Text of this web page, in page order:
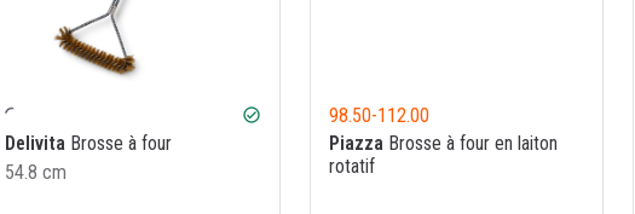
check_circle
DelivitaBrosse à four
54.8 cm
98.50-112.00
PiazzaBrosse à four en laiton
rotatif